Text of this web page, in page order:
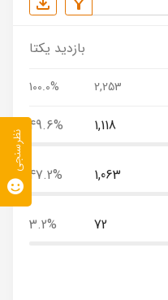
بازدید یکتا
2,253
100.0%
1,118
49.6%
1,063
47.2%
72
3.2%
نظرسنجی